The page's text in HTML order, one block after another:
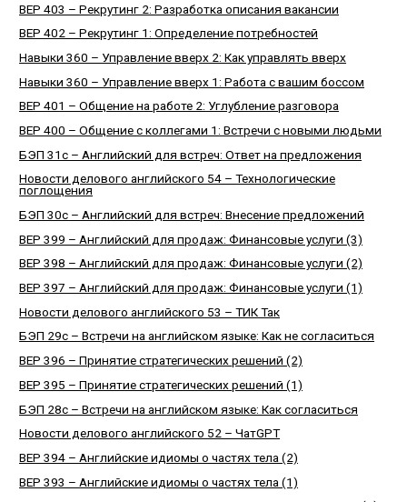
BEP 403 – Рекрутинг 2: Разработка описания вакансии
BEP 402 – Рекрутинг 1: Определение потребностей
Навыки 360 – Управление вверх 2: Как управлять вверх
Навыки 360 – Управление вверх 1: Работа с вашим боссом
BEP 401 – Общение на работе 2: Углубление разговора
BEP 400 – Общение с коллегами 1: Встречи с новыми людьми
БЭП 31с – Английский для встреч: Ответ на предложения
Новости делового английского 54 – Технологические
поглощения
БЭП 30с – Английский для встреч: Внесение предложений
BEP 399 – Английский для продаж: Финансовые услуги (3)
BEP 398 – Английский для продаж: Финансовые услуги (2)
BEP 397 – Английский для продаж: Финансовые услуги (1)
Новости делового английского 53 – ТИК Так
БЭП 29с – Встречи на английском языке: Как не согласиться
BEP 396 – Принятие стратегических решений (2)
BEP 395 – Принятие стратегических решений (1)
БЭП 28с – Встречи на английском языке: Как согласиться
Новости делового английского 52 – ЧатGPT
BEP 394 – Английские идиомы о частях тела (2)
BEP 393 – Английские идиомы о частях тела (1)